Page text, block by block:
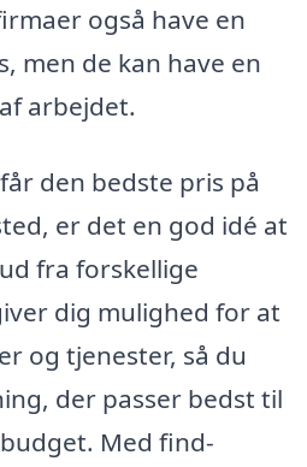
også have en
men de kan have en
arbejdet.
den bedste pris på
er det en god idé at
fra forskellige
dig mulighed for at
og tjenester, så du
der passer bedst til
Med find-